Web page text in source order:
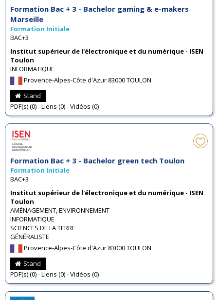
Formation Bac + 3 - Bachelor gaming & e-makers
Marseille
Formation Initiale
BAC+3
Institut supérieur de l'électronique et du numérique - ISEN
Toulon
INFORMATIQUE
Provence-Alpes-Côte d'Azur 83000 TOULON
Stand
PDF(s) (0) - Liens (0) - Vidéos (0)
Formation Bac + 3 - Bachelor green tech Toulon
Formation Initiale
BAC+3
Institut supérieur de l'électronique et du numérique - ISEN
Toulon
AMÉNAGEMENT, ENVIRONNEMENT
INFORMATIQUE
SCIENCES DE LA TERRE
GÉNÉRALISTE
Provence-Alpes-Côte d'Azur 83000 TOULON
Stand
PDF(s) (0) - Liens (0) - Vidéos (0)